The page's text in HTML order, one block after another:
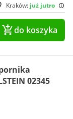
Kraków: już jutro
do koszyka
02345